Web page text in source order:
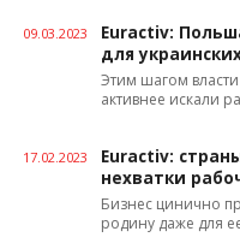
09.03.2023
Euractiv:
для
Этим шагом
активнее искали
17.02.2023
Euractiv:
нехватки
Бизнес цинично
родину даже для